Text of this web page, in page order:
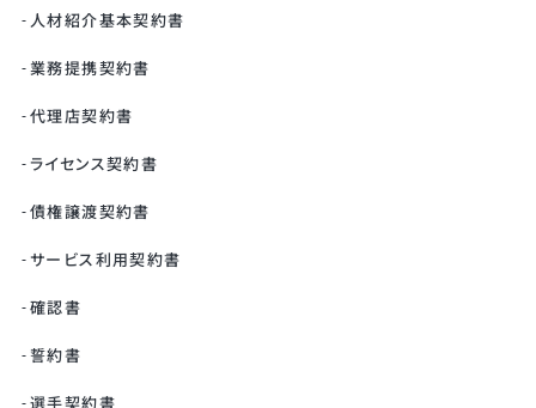
人材紹介基本契約書
業務提携契約書
代理店契約書
ライセンス契約書
債権譲渡契約書
サービス利用契約書
確認書
誓約書
選手契約書